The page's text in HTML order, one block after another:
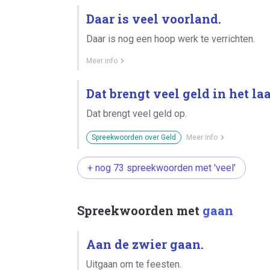
Daar is veel voorland.
Daar is nog een hoop werk te verrichten.
Meer info
Dat brengt veel geld in het
Dat brengt veel geld op.
Spreekwoorden over Geld Meer info
+ nog 73 spreekwoorden met 'veel'
Spreekwoorden met gaan
Aan de zwier gaan.
Uitgaan om te feesten.